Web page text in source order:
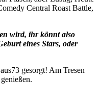
Central Roast Battle,
wird, ihr könnt also
eines Stars, oder
gesorgt! Am Tresen